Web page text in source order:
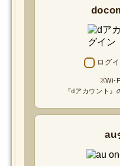
ログ
※Wi-
『dアカウント』
au